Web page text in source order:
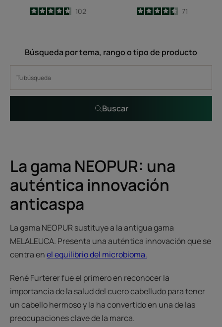
4.7
/5
102 4.5
/
5
71
Búsqueda por tema, rango o tipo de producto
Buscar
La gama NEOPUR: una
auténtica innovación
anticaspa
La gama NEOPUR sustituye a la antigua gama
MELALEUCA. Presenta una auténtica innovación que se
centra enel equilibrio del microbioma.
René Furterer fue el primero en reconocer la
importancia de la salud del cuero cabelludo para tener
un cabello hermoso y la ha convertido en una de las
preocupaciones clave de la marca.